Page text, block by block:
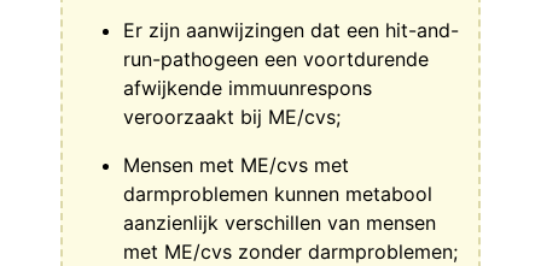
Er zijn aanwijzingen dat een hit-and-
run-pathogeen een voortdurende
afwijkende immuunrespons
veroorzaakt bij ME/cvs;
Mensen met ME/cvs met
darmproblemen kunnen metabool
aanzienlijk verschillen van mensen
met ME/cvs zonder darmproblemen;